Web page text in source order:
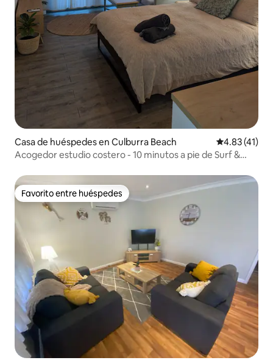
Casa de huéspedes en Culburra Beach Calificación
4.83 (41)
Acogedor estudio costero - 10 minutos a pie de Surf &
Favorito entre huéspedes
Favorito entre huéspedes